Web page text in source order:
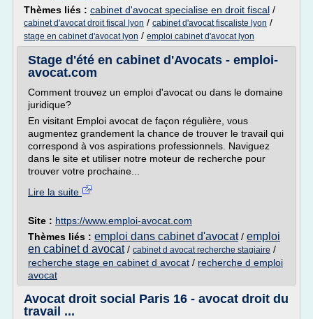
Thèmes liés : cabinet d'avocat specialise en droit fiscal /
cabinet d'avocat droit fiscal lyon / cabinet d'avocat fiscaliste lyon /
stage en cabinet d'avocat lyon / emploi cabinet d'avocat lyon
Stage d'été en cabinet d'Avocats - emploi-
avocat.com
Comment trouvez un emploi d'avocat ou dans le domaine
juridique?
En visitant Emploi avocat de façon régulière, vous
augmentez grandement la chance de trouver le travail qui
correspond à vos aspirations professionnels. Naviguez
dans le site et utiliser notre moteur de recherche pour
trouver votre prochaine...
Lire la suite
Site : https://www.emploi-avocat.com
Thèmes liés : emploi dans cabinet d'avocat/ emploi
en cabinet d avocat/ cabinet d avocat recherche stagiaire /
recherche stage en cabinet d avocat / recherche d emploi
avocat
Avocat droit social Paris 16 - avocat droit du
travail ...